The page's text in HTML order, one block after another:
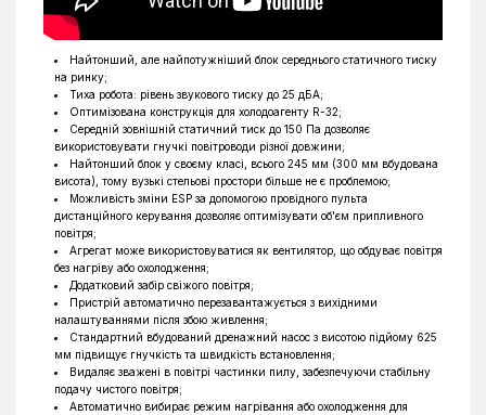
Тип фреону
Обігрів до °C
-25°C
Найтонший, але найпотужніший блок середнього статичного тиску
на ринку;
Тиха робота: рівень звукового тиску до 25 дБА;
Оптимізована конструкція для холодоагенту R-32;
Середній зовнішній статичний тиск до 150 Па дозволяє
використовувати гнучкі повітроводи різної довжини;
Найтонший блок у своєму класі, всього 245 мм (300 мм вбудована
висота), тому вузькі стельові простори більше не є проблемою;
Можливість зміни ESP за допомогою провідного пульта
дистанційного керування дозволяє оптимізувати об'єм припливного
повітря;
Агрегат може використовуватися як вентилятор, що обдуває повітря
без нагріву або охолодження;
Додатковий забір свіжого повітря;
Пристрій автоматично перезавантажується з вихідними
налаштуваннями після збою живлення;
Стандартний вбудований дренажний насос з висотою підйому 625
мм підвищує гнучкість та швидкість встановлення;
Видаляє зважені в повітрі частинки пилу, забезпечуючи стабільну
подачу чистого повітря;
Автоматично вибирає режим нагрівання або охолодження для